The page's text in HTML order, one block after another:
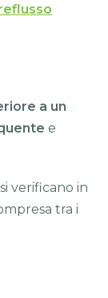
a un
e
verificano in
tra i